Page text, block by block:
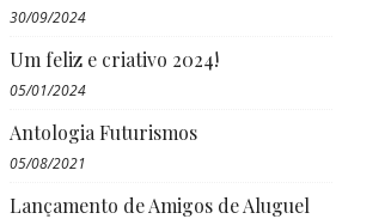
30/09/2024
Um feliz e criativo 2024!
05/01/2024
Antologia Futurismos
05/08/2021
Lançamento de Amigos de Aluguel